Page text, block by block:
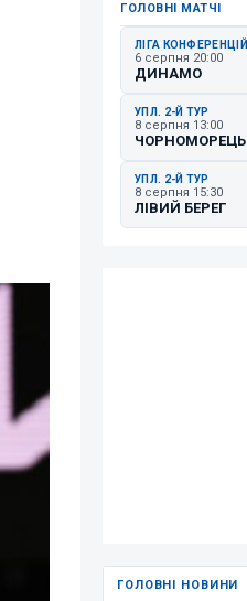
ГОЛОВНІ МАТЧІ
ЛІГА КОНФЕРЕНЦІЙ
6 серпня 20:00
ДИНАМО
УПЛ. 2-Й ТУР
8 серпня 13:00
ЧОРНОМОРЕЦЬ
УПЛ. 2-Й ТУР
8 серпня 15:30
ЛІВИЙ БЕРЕГ
ГОЛОВНІ НОВИНИ